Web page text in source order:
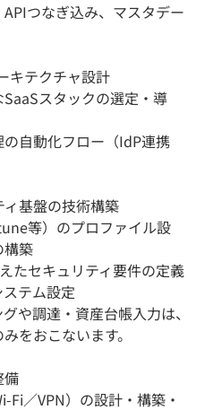
つなぎ込み、マスタデー
キテクチャ設計
スタックの選定・導
自動化フロー（IdP連携
基盤の技術構築
等）のプロファイル設
構築
たセキュリティ要件の定義
テム設定
や調達・資産台帳入力は、
をおこないます。
備
Fi／VPN）の設計・構築・